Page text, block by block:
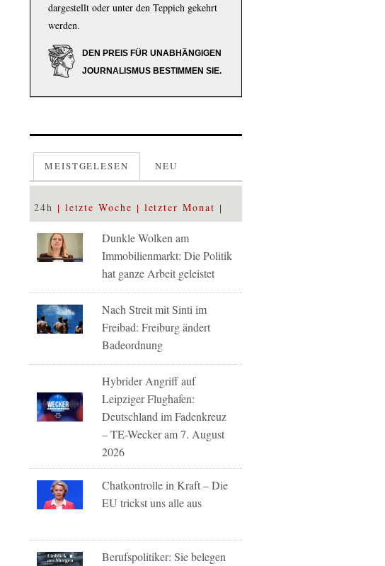
dargestellt oder unter den Teppich gekehrt
werden.
DEN PREIS FÜR UNABHÄNGIGEN
JOURNALISMUS BESTIMMEN SIE.
MEISTGELESEN NEU
24h letzte Woche letzter Monat
Dunkle Wolken am
Immobilienmarkt: Die Politik
hat ganze Arbeit geleistet
Nach Streit mit Sinti im
Freibad: Freiburg ändert
Badeordnung
Hybrider Angriff auf
Leipziger Flughafen:
Deutschland im Fadenkreuz
– TE-Wecker am 7. August
2026
Chatkontrolle in Kraft – Die
EU trickst uns alle aus
Berufspolitiker: Sie belegen